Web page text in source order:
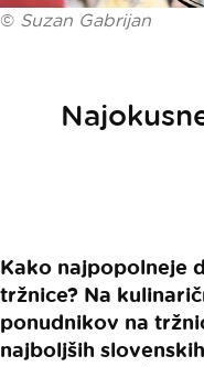
© Suzan Gabrijan
Kako najpopolneje
tržnice? Na
ponudnikov na
najboljših